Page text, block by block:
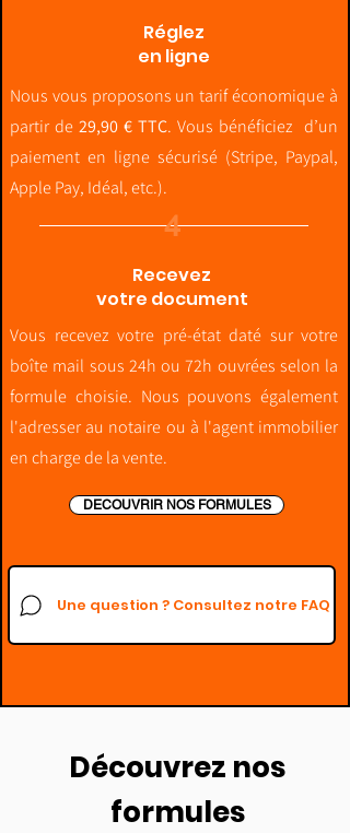
Réglez
en ligne
Nous vous proposons un tarif économique à
partir de 29,90 € TTC. Vous bénéficiez d’un
paiement en ligne sécurisé (Stripe, Paypal,
Apple Pay, Idéal, etc.).
4
Recevez
votre document
Vous recevez votre pré-état daté sur votre
boîte mail sous 24h ou 72h ouvrées selon la
formule choisie. Nous pouvons également
l'adresser au notaire ou à l'agent immobilier
en charge de la vente.
DECOUVRIR NOS FORMULES
Une question ? Consultez notre FAQ
Découvrez nos
formules